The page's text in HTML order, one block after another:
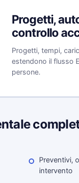
Progetti,
controllo
Progetti, tempi,
estendono il flusso
persone.
Preventivi,
intervento